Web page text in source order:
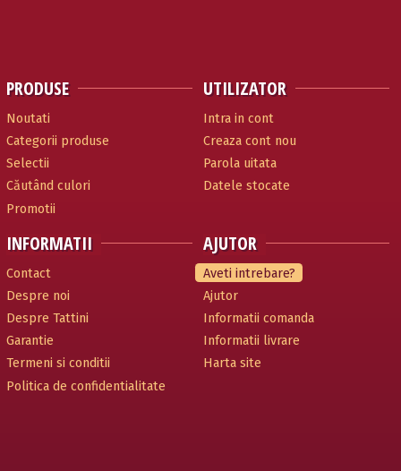
PRODUSE
Noutati
Categorii produse
Selectii
Căutând culori
Promotii
INFORMATII
Contact
Despre noi
Despre Tattini
Garantie
Termeni si conditii
Politica de confidentialitate
UTILIZATOR
Intra in cont
Creaza cont nou
Parola uitata
Datele stocate
AJUTOR
Aveti intrebare?
Ajutor
Informatii comanda
Informatii livrare
Harta site